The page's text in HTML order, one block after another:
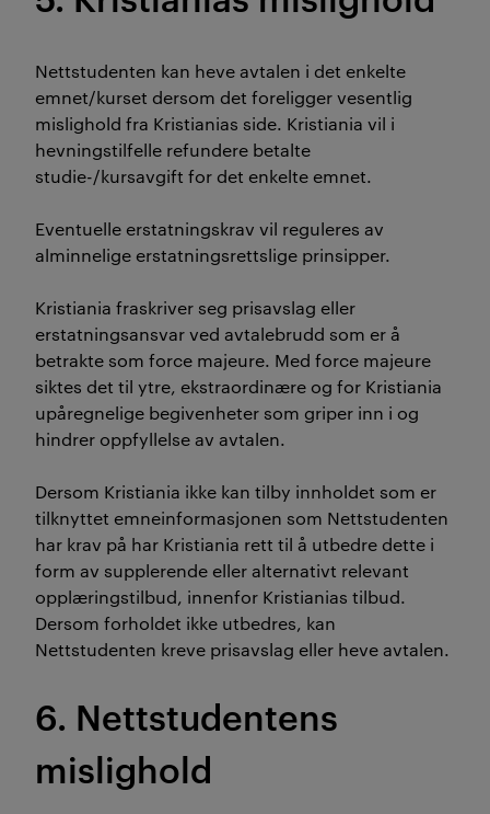
Nettstudenten kan heve avtalen i det enkelte
emnet/kurset dersom det foreligger vesentlig
mislighold fra Kristianias side. Kristiania vil i
hevningstilfelle refundere betalte
studie-/kursavgift for det enkelte emnet.
Eventuelle erstatningskrav vil reguleres av
alminnelige erstatningsrettslige prinsipper.
Kristiania fraskriver seg prisavslag eller
erstatningsansvar ved avtalebrudd som er å
betrakte som force majeure. Med force majeure
siktes det til ytre, ekstraordinære og for Kristiania
upåregnelige begivenheter som griper inn i og
hindrer oppfyllelse av avtalen.
Dersom Kristiania ikke kan tilby innholdet som er
tilknyttet emneinformasjonen som Nettstudenten
har krav på har Kristiania rett til å utbedre dette i
form av supplerende eller alternativt relevant
opplæringstilbud, innenfor Kristianias tilbud.
Dersom forholdet ikke utbedres, kan
Nettstudenten kreve prisavslag eller heve avtalen.
6. Nettstudentens
mislighold